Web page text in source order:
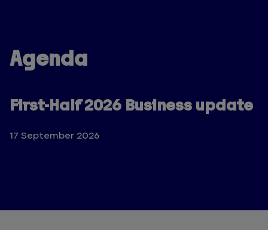
Agenda
First-Half 2026 Business update
17 September 2026